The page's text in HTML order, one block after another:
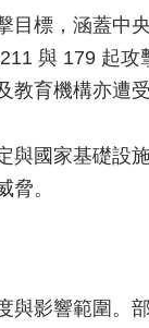
目標，涵蓋中
與 179 起
育機構亦遭受
與國家基礎設
脅。
影響範圍。